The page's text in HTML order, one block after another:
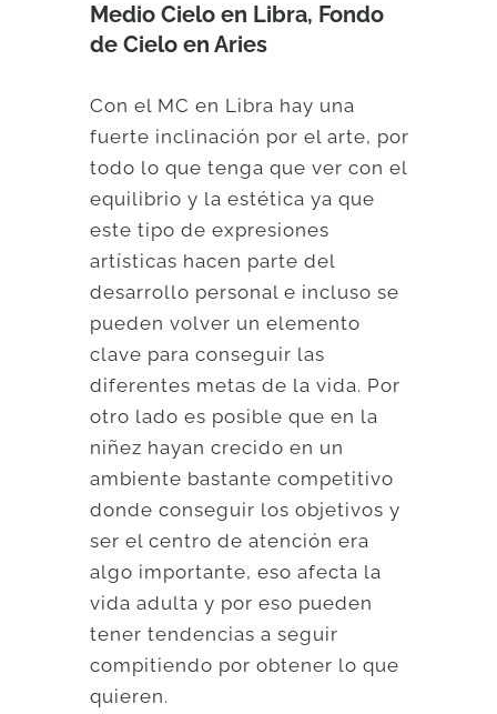
Medio Cielo en Libra, Fondo
de Cielo en Aries
Con el MC en Libra hay una
fuerte inclinación por el arte, por
todo lo que tenga que ver con el
equilibrio y la estética ya que
este tipo de expresiones
artísticas hacen parte del
desarrollo personal e incluso se
pueden volver un elemento
clave para conseguir las
diferentes metas de la vida. Por
otro lado es posible que en la
niñez hayan crecido en un
ambiente bastante competitivo
donde conseguir los objetivos y
ser el centro de atención era
algo importante, eso afecta la
vida adulta y por eso pueden
tener tendencias a seguir
compitiendo por obtener lo que
quieren.